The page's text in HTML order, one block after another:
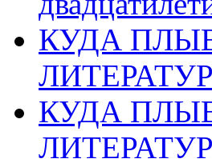
КУДА
КУДА